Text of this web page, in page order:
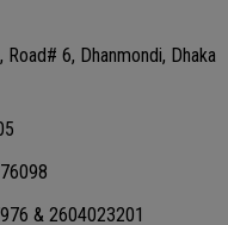
6, Dhanmondi, Dhaka
& 2604023201